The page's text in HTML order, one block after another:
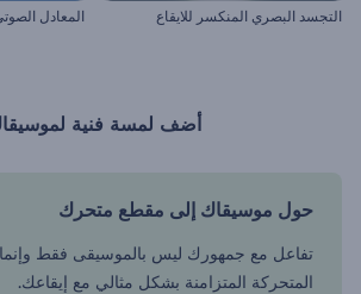
التجسد البصري المنكسر للايقاع
أضف لمسة فنية
حول موسيقاك إلى مقطع متحرك
تفاعل مع جمهورك ليس بالموسيقى فقط وإنما
المتحركة المتزامنة بشكل مثالي مع إيقاعك.